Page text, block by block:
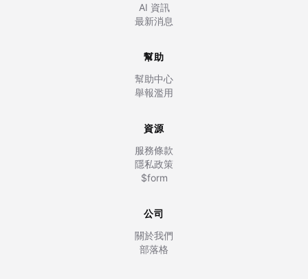
AI 資訊
最新消息
幫助
幫助中心
舉報濫用
資源
服務條款
隱私政策
$form
公司
關於我們
部落格